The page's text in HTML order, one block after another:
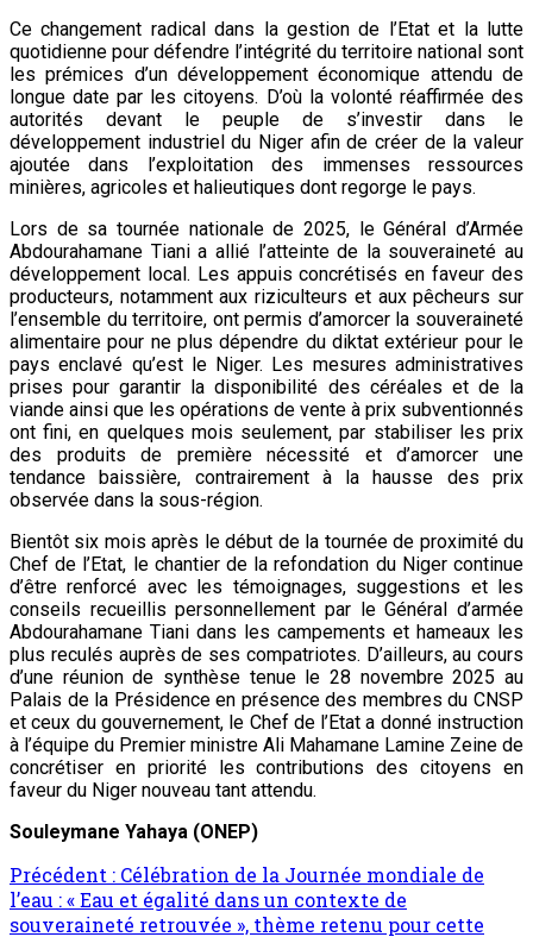
Ce changement radical dans la gestion de l’Etat et la lutte
quotidienne pour défendre l’intégrité du territoire national sont
les prémices d’un développement économique attendu de
longue date par les citoyens. D’où la volonté réaffirmée des
autorités devant le peuple de s’investir dans le
développement industriel du Niger afin de créer de la valeur
ajoutée dans l’exploitation des immenses ressources
minières, agricoles et halieutiques dont regorge le pays.
Lors de sa tournée nationale de 2025, le Général d’Armée
Abdourahamane Tiani a allié l’atteinte de la souveraineté au
développement local. Les appuis concrétisés en faveur des
producteurs, notamment aux riziculteurs et aux pêcheurs sur
l’ensemble du territoire, ont permis d’amorcer la souveraineté
alimentaire pour ne plus dépendre du diktat extérieur pour le
pays enclavé qu’est le Niger. Les mesures administratives
prises pour garantir la disponibilité des céréales et de la
viande ainsi que les opérations de vente à prix subventionnés
ont fini, en quelques mois seulement, par stabiliser les prix
des produits de première nécessité et d’amorcer une
tendance baissière, contrairement à la hausse des prix
observée dans la sous-région.
Bientôt six mois après le début de la tournée de proximité du
Chef de l’Etat, le chantier de la refondation du Niger continue
d’être renforcé avec les témoignages, suggestions et les
conseils recueillis personnellement par le Général d’armée
Abdourahamane Tiani dans les campements et hameaux les
plus reculés auprès de ses compatriotes. D’ailleurs, au cours
d’une réunion de synthèse tenue le 28 novembre 2025 au
Palais de la Présidence en présence des membres du CNSP
et ceux du gouvernement, le Chef de l’Etat a donné instruction
à l’équipe du Premier ministre Ali Mahamane Lamine Zeine de
concrétiser en priorité les contributions des citoyens en
faveur du Niger nouveau tant attendu.
Souleymane Yahaya (ONEP)
Précédent : Célébration de la Journée mondiale de
l’eau : « Eau et égalité dans un contexte de
souveraineté retrouvée », thème retenu pour cette